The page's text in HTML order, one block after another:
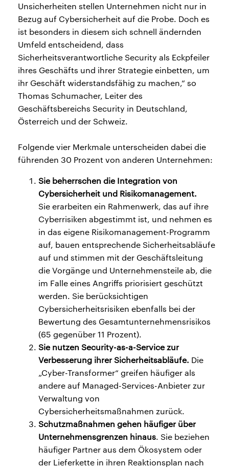
Unsicherheiten stellen Unternehmen nicht nur in
Bezug auf Cybersicherheit auf die Probe. Doch es
ist besonders in diesem sich schnell ändernden
Umfeld entscheidend, dass
Sicherheitsverantwortliche Security als Eckpfeiler
ihres Geschäfts und ihrer Strategie einbetten, um
ihr Geschäft widerstandsfähig zu machen,“ so
Thomas Schumacher, Leiter des
Geschäftsbereichs Security in Deutschland,
Österreich und der Schweiz.
Folgende vier Merkmale unterscheiden dabei die
führenden 30 Prozent von anderen Unternehmen:
Sie beherrschen die Integration von
Cybersicherheit und Risikomanagement.
Sie erarbeiten ein Rahmenwerk, das auf ihre
Cyberrisiken abgestimmt ist, und nehmen es
in das eigene Risikomanagement-Programm
auf, bauen entsprechende Sicherheitsabläufe
auf und stimmen mit der Geschäftsleitung
die Vorgänge und Unternehmensteile ab, die
im Falle eines Angriffs priorisiert geschützt
werden. Sie berücksichtigen
Cybersicherheitsrisiken ebenfalls bei der
Bewertung des Gesamtunternehmensrisikos
(65 gegenüber 11 Prozent).
Sie nutzen Security-as-a-Service zur
Verbesserung ihrer Sicherheitsabläufe. Die
„Cyber-Transformer“ greifen häufiger als
andere auf Managed-Services-Anbieter zur
Verwaltung von
Cybersicherheitsmaßnahmen zurück.
Schutzmaßnahmen gehen häufiger über
Unternehmensgrenzen hinaus. Sie beziehen
häufiger Partner aus dem Ökosystem oder
der Lieferkette in ihren Reaktionsplan nach